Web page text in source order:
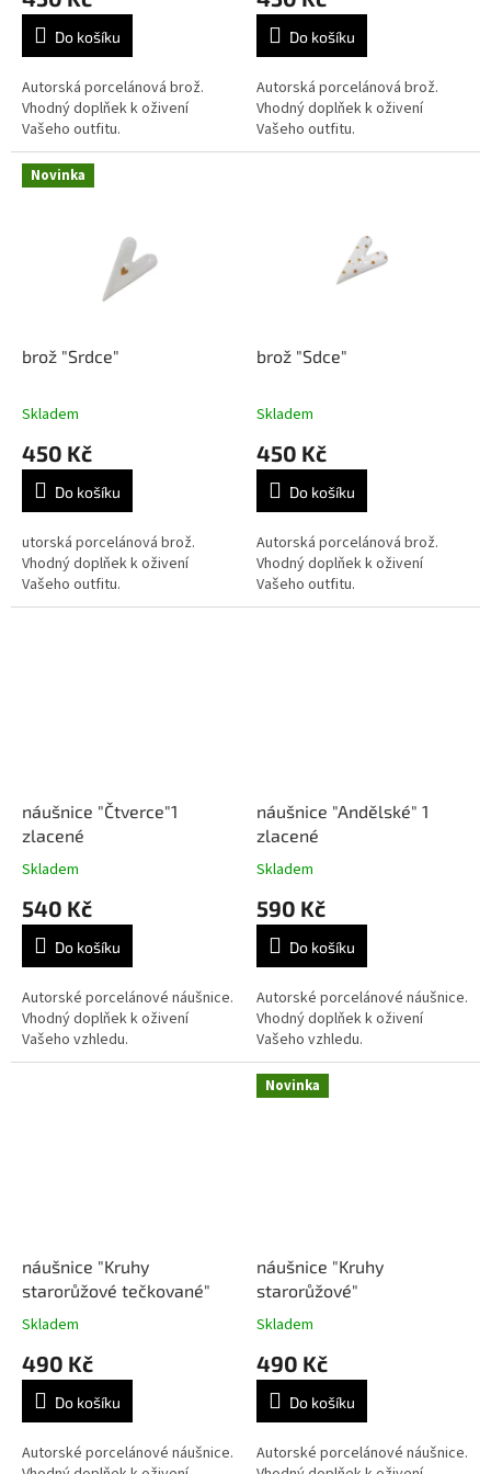
Do košíku
Autorská porcelánová brož.
Vhodný doplňek k oživení
Vašeho outfitu.
Do košíku
Autorská porcelánová brož.
Vhodný doplňek k oživení
Vašeho outfitu.
Novinka
brož "Srdce"
Skladem
450 Kč
Do košíku
utorská porcelánová brož.
Vhodný doplňek k oživení
Vašeho outfitu.
brož "Sdce"
Skladem
450 Kč
Do košíku
Autorská porcelánová brož.
Vhodný doplňek k oživení
Vašeho outfitu.
náušnice "Čtverce"1
zlacené
Skladem
540 Kč
Do košíku
Autorské porcelánové náušnice.
Vhodný doplňek k oživení
Vašeho vzhledu.
náušnice "Andělské" 1
zlacené
Skladem
590 Kč
Do košíku
Autorské porcelánové náušnice.
Vhodný doplňek k oživení
Vašeho vzhledu.
náušnice "Kruhy
starorůžové tečkované"
Skladem
490 Kč
Do košíku
Autorské porcelánové náušnice.
Novinka
náušnice "Kruhy
starorůžové"
Skladem
490 Kč
Do košíku
Autorské porcelánové náušnice.